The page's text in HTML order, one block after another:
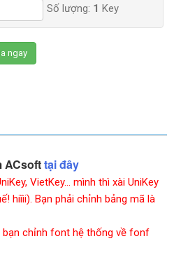
Số lượng: 1 Key
ngay
ACsofttại đây
VietKey... mình thì xài UniKey
hiììi). Bạn phải chỉnh bảng mã là
bạn chỉnh font hệ thống về fonf